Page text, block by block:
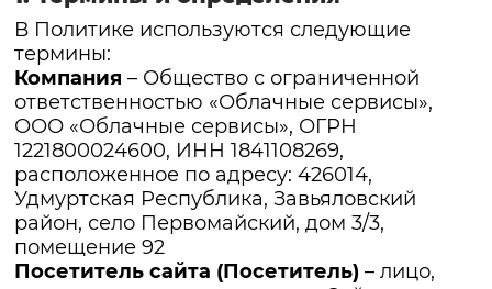
В Политике используются следующие
термины:
Компания– Общество с ограниченной
ответственностью «Облачные сервисы»,
ООО «Облачные сервисы», ОГРН
1221800024600, ИНН 1841108269,
расположенное по адресу: 426014,
Удмуртская Республика, Завьяловский
район, село Первомайский, дом 3/3,
помещение 92
Посетитель сайта (Посетитель) – лицо,